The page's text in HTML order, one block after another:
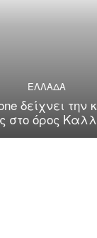
ΕΛΛΑΔΑ
δείχνει την
στο όρος